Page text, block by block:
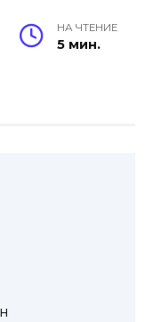
НА ЧТЕНИЕ
5 мин.